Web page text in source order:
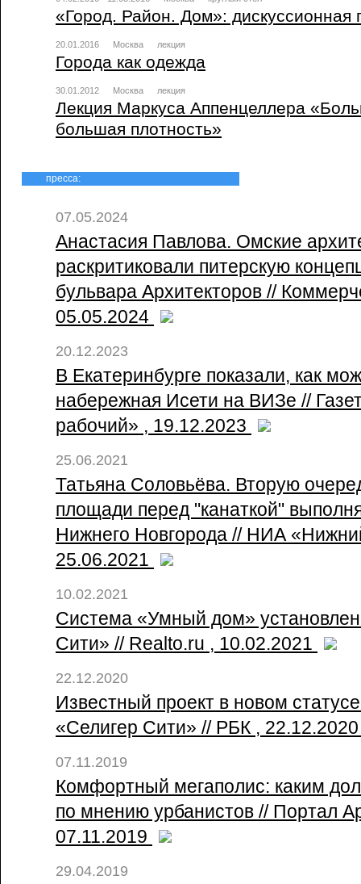
«Город. Район. Дом»: дискуссионная
20.01.2016 Москва лекция
Города как одежда
30.01.2012 Москва лекция
Лекция Маркуса Аппенцеллера
большая плотность»
пресса:
07.05.2024
Анастасия Павлова. Омские
раскритиковали питерскую
бульвара Архитекторов //
05.05.2024
20.12.2023
В Екатеринбурге показали, как
набережная Исети на ВИЗе //
рабочий» , 19.12.2023
25.06.2021
Татьяна Соловьёва. Вторую
площади перед "канаткой"
Нижнего Новгорода // НИА
25.06.2021
10.02.2021
Система «Умный дом»
Сити» // Realto.ru , 10.02.2021
22.12.2020
Известный проект в новом
«Селигер Сити» // РБК ,
07.11.2019
Комфортный мегаполис: каким
по мнению урбанистов // Портал
07.11.2019
29.04.2019